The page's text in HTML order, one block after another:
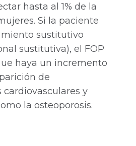
hasta al 1% de la
Si la paciente
sustitutivo
sustitutiva), el FOP
haya un incremento
de
y
la osteoporosis.